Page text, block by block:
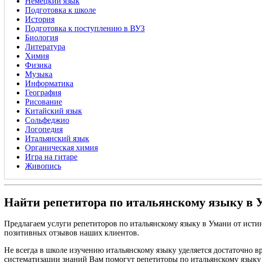
Подготовка к школе
История
Подготовка к поступлению в ВУЗ
Биология
Литература
Химия
Физика
Музыка
Информатика
География
Рисование
Китайский язык
Сольфеджио
Логопедия
Итальянский язык
Органическая химия
Игра на гитаре
Живопись
Найти репетитора по итальянскому языку в
Предлагаем услуги репетиторов по итальянскому языку в Умани от
позитивных отзывов наших клиентов.
Не всегда в школе изучению итальянскому языку уделяется
систематизации знаний Вам помогут репетиторы по итальянскому